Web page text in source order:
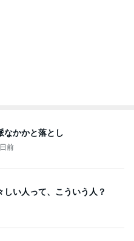
なかかと落とし
前
い人って、こういう人？